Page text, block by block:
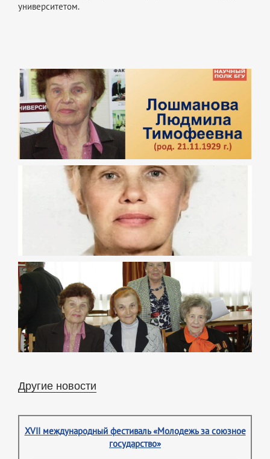
университетом.
Другие новости
XVII международный фестиваль «Молодежь за союзное
государство»